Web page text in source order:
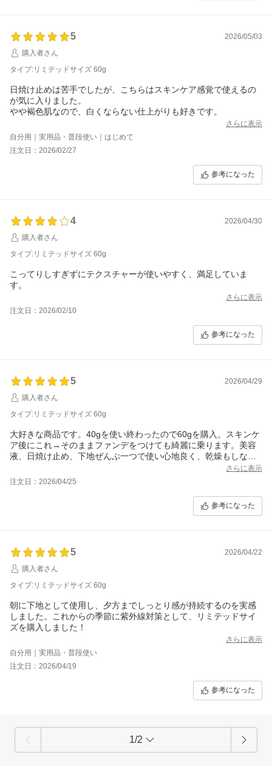
5
2026/05/03
購入者さん
タイプ:リミテッドサイズ 60g
日焼け止めは苦手でしたが、こちらはスキンケア感覚で使えるの
が気に入りました。
やや褐色肌なので、白くならない仕上がりも好きです。
さらに表示
自分用｜実用品・普段使い｜はじめて
注文日：2026/02/27
参考になった
4
2026/04/30
購入者さん
タイプ:リミテッドサイズ 60g
こってりしすぎずにテクスチャーが使いやすく、満足していま
す。
さらに表示
注文日：2026/02/10
参考になった
5
2026/04/29
購入者さん
タイプ:リミテッドサイズ 60g
大好きな商品です。40gを使い終わったので60gを購入。スキンケ
ア後にこれ→そのままファンデをつけても綺麗に乗ります。美容
液、日焼け止め、下地ぜんぶ一つで使い心地良く、乾燥もしなく
さらに表示
注文日：2026/04/25
参考になった
5
2026/04/22
購入者さん
タイプ:リミテッドサイズ 60g
朝に下地として使用し、夕方までしっとり感が持続するのを実感
しました。これからの季節に紫外線対策として、リミテッドサイ
ズを購入しました！
さらに表示
自分用｜実用品・普段使い
注文日：2026/04/19
参考になった
1/2